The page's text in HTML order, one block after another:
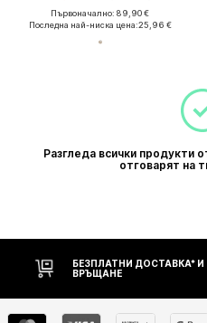
Първоначално: 89,90 €
Последна най-ниска цена:25,96 €
Разгледа всички продукти
отговарят на
БЕЗПЛАТНИ ДОСТАВКА* И
ВРЪЩАНЕ